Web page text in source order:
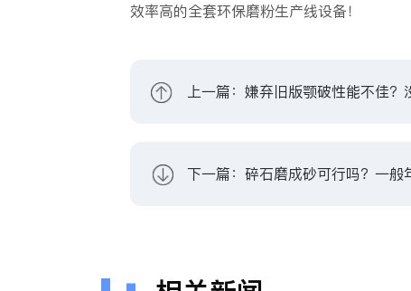
效率高的全套环保磨粉生产线设备！
上一篇：嫌弃旧版颚破性能不佳
下一篇：碎石磨成砂可行吗？一般